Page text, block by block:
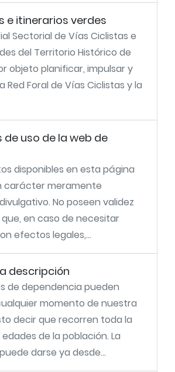
e itinerarios verdes
Sectorial de Vías Ciclistas e
del Territorio Histórico de
objeto planificar, impulsar y
Red Foral de Vías Ciclistas y la
de uso de la web de
disponibles en esta página
carácter meramente
No poseen validez
en caso de necesitar
efectos legales,...
descripción
de dependencia pueden
momento de nuestra
decir que recorren toda la
de la población. La
darse ya desde...